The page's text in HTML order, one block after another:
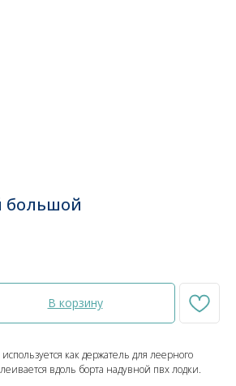
большой
В корзину
как держатель для леерного
вдоль борта надувной пвх лодки.